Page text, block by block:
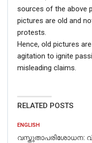
sources of the above
pictures are old and
protests.
Hence, old pictures
agitation to ignite
misleading claims.
RELATED POSTS
ENGLISH
വസ്തുതാപരിശോധന: